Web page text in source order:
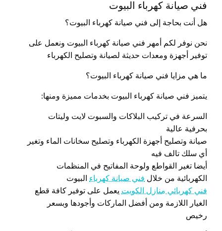
فني صيانة كهرباء البيوت
هل أنت بحاجة إلى فني صيانة كهرباء البيوت؟
نحن نوفر لكم أمهر فني صيانة كهرباء البيوت ونعمل على
توفير أجهزة ومعدات حديثة لصيانة وتصليح الكهرباء
ما هي مزايا فني صيانة كهرباء البيوت؟
يتميز فني صيانة كهرباء البيوت بخدمات مميزة ومنها:
السرعة في تركيب البلاكات والسبوت لايت وليتات
بحرفية عالية
صيانة وتصليح أجهزة الكهرباء وتصليح سخانات الماء وتغير
أي سلك تالف فيه
أيضا تغير القواطع ولوحة المفاتيح في المنظمات
الكهربائية من خلال فني صيانة كهرباء البيوت
فني كهربائي منازل الكويت يعمل على توفير كافة قطع
الغيار اللازمة ومن أفضل الماركات وأجودها وبسعر
رخيص